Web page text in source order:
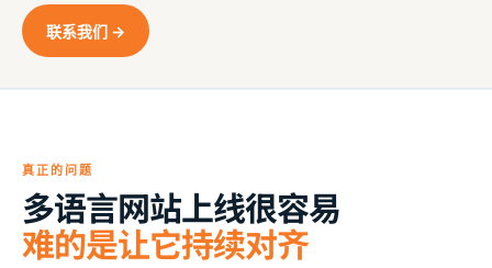
联系我们 →
真正的问题
多语言网站上线很容易
难的是让它持续对齐